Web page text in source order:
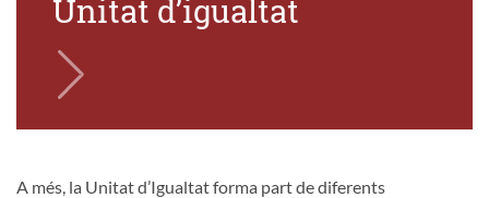
Unitat d’igualtat
A més, la Unitat d’Igualtat forma part de diferents